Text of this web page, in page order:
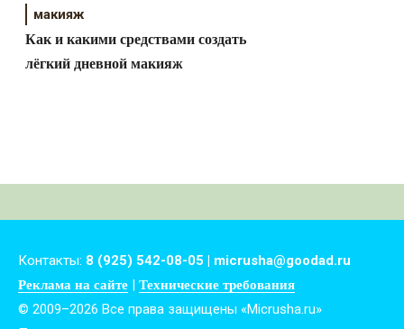
макияж
Как и какими средствами создать
лёгкий дневной макияж
Контакты: 8 (925) 542-08-05 | micrusha@goodad.ru
Реклама на сайте | Технические требования
© 2009–2026 Все права защищены «Micrusha.ru»